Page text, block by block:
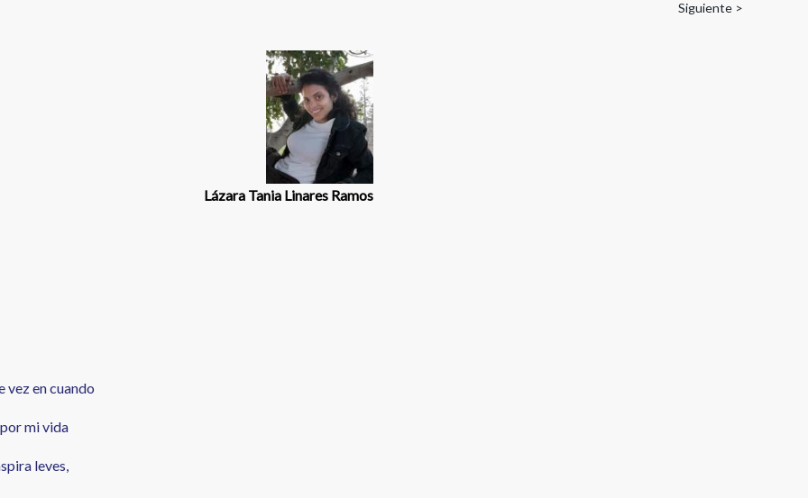
Siguiente >
Lázara Tania Linares Ramos
vez en cuando
vida
leves,